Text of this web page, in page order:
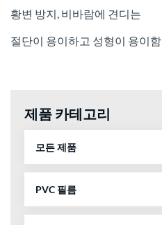
황변 방지, 비바람에 견디는
절단이 용이하고 성형이 용이함
제품 카테고리
모든 제품
PVC 필름